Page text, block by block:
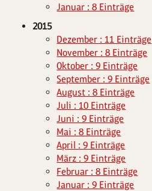
Januar : 8 Einträge
2015
Dezember : 11 Einträge
November : 8 Einträge
Oktober : 9 Einträge
September : 9 Einträge
August : 8 Einträge
Juli : 10 Einträge
Juni : 9 Einträge
Mai : 8 Einträge
April : 9 Einträge
März : 9 Einträge
Februar : 8 Einträge
Januar : 9 Einträge